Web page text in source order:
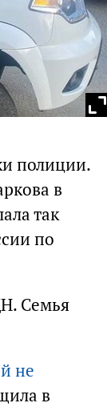
полиции.
в
так
по
Семья
не
в